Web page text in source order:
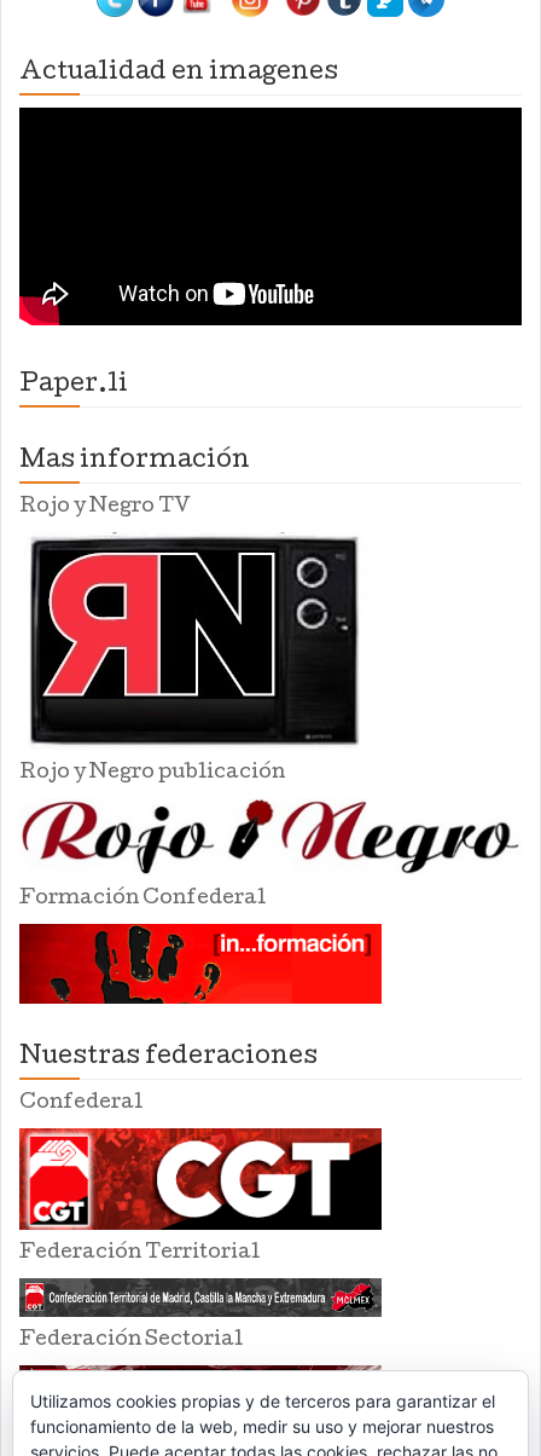
Actualidad en imagenes
Paper.li
Mas información
Rojo y Negro TV
Rojo y Negro publicación
Formación Confederal
Nuestras federaciones
Confederal
Federación Territorial
Federación Sectorial
Utilizamos cookies propias y de terceros para garantizar el
funcionamiento de la web, medir su uso y mejorar nuestros
servicios. Puede aceptar todas las cookies, rechazar las no